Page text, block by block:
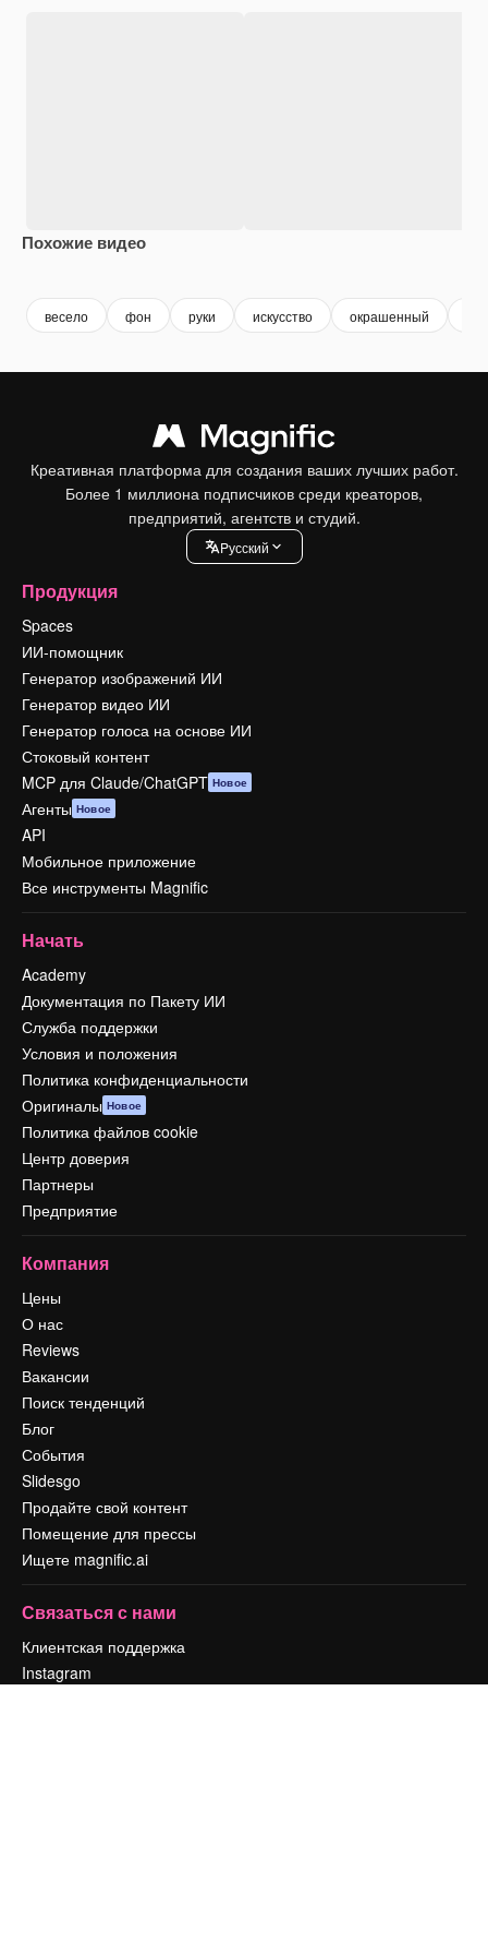
Похожие видео
весело фон руки искусство окрашенный
Креативная платформа для создания ваших лучших работ.
Более 1 миллиона подписчиков среди креаторов,
предприятий, агентств и студий.
Pусский
Продукция
Spaces
ИИ-помощник
Генератор изображений ИИ
Генератор видео ИИ
Генератор голоса на основе ИИ
Стоковый контент
MCP для Claude/ChatGPT Новое
Агенты Новое
API
Мобильное приложение
Все инструменты Magnific
Начать
Academy
Документация по Пакету ИИ
Служба поддержки
Условия и положения
Политика конфиденциальности
Оригиналы Новое
Политика файлов cookie
Центр доверия
Партнеры
Предприятие
Компания
Цены
О нас
Reviews
Вакансии
Поиск тенденций
Блог
События
Slidesgo
Продайте свой контент
Помещение для прессы
Ищете magnific.ai
Связаться с нами
Клиентская поддержка
Instagram